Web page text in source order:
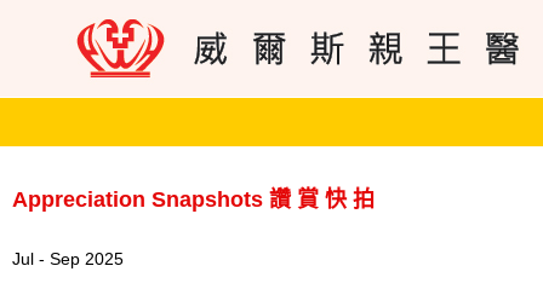
Appreciation Snapshots 讚 賞 快 拍
Jul - Sep 2025